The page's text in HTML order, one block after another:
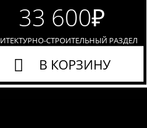
33 600₽
СТРОИТЕЛЬНЫЙ РАЗДЕЛ
В КОРЗИНУ